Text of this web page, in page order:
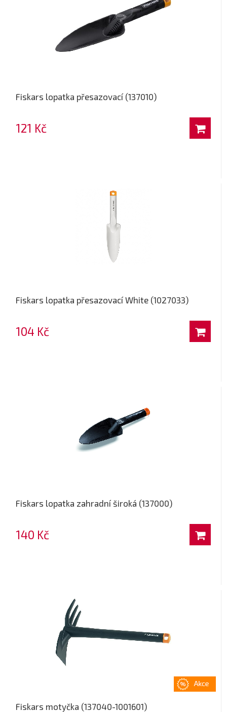
Fiskars lopatka přesazovací (137010)
121 Kč
Fiskars lopatka přesazovací White (1027033)
104 Kč
Fiskars lopatka zahradní široká (137000)
140 Kč
Fiskars motyčka (137040-1001601)